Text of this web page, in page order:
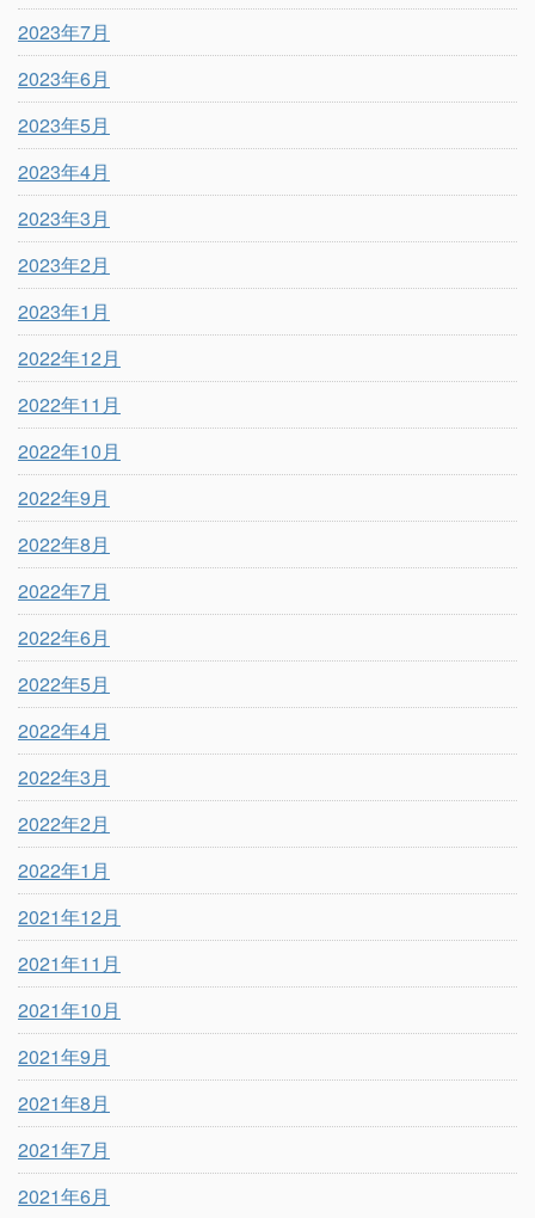
2023年7月
2023年6月
2023年5月
2023年4月
2023年3月
2023年2月
2023年1月
2022年12月
2022年11月
2022年10月
2022年9月
2022年8月
2022年7月
2022年6月
2022年5月
2022年4月
2022年3月
2022年2月
2022年1月
2021年12月
2021年11月
2021年10月
2021年9月
2021年8月
2021年7月
2021年6月